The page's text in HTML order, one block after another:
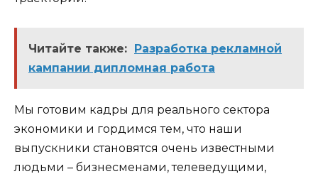
Читайте также: Разработка рекламной
кампании дипломная работа
Мы готовим кадры для реального сектора
экономики и гордимся тем, что наши
выпускники становятся очень известными
людьми – бизнесменами, телеведущими,